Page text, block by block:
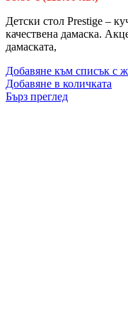
Детски стол Prestige –
качествена дамаска.
дамаската,
Добавяне към списък с
Добавяне в количката
Бърз преглед